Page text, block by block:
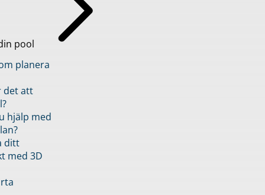
pool
planera
det att
hjälp med
ditt
med 3D